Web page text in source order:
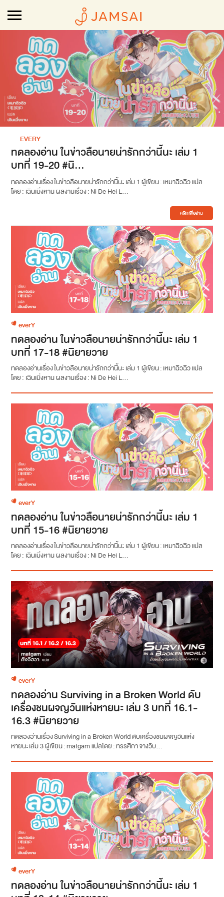
EVERY
ทดลองอ่าน ในข่าวลือนายน่ารักกว่านี้นะ เล่ม 1
บทที่ 19-20 #นิ...
ทดลองอ่านเรื่อง ในข่าวลือนายน่ารักกว่านี้นะ เล่ม 1 ผู้เขียน : เหมาฉิวฉิว แปล
โดย : เฉินเมิ่งหาน ผลงานเรื่อง : Ni De Hei L...
คลิกเพื่ออ่าน
everY
ทดลองอ่าน ในข่าวลือนายน่ารักกว่านี้นะ เล่ม 1
บทที่ 17-18 #นิยายวาย
ทดลองอ่านเรื่อง ในข่าวลือนายน่ารักกว่านี้นะ เล่ม 1 ผู้เขียน : เหมาฉิวฉิว แปล
โดย : เฉินเมิ่งหาน ผลงานเรื่อง : Ni De Hei L...
everY
ทดลองอ่าน ในข่าวลือนายน่ารักกว่านี้นะ เล่ม 1
บทที่ 15-16 #นิยายวาย
ทดลองอ่านเรื่อง ในข่าวลือนายน่ารักกว่านี้นะ เล่ม 1 ผู้เขียน : เหมาฉิวฉิว แปล
โดย : เฉินเมิ่งหาน ผลงานเรื่อง : Ni De Hei L...
everY
ทดลองอ่าน Surviving in a Broken World ดับ
เครื่องชนผจญวันแห่งหายนะ เล่ม 3 บทที่ 16.1-
16.3 #นิยายวาย
ทดลองอ่านเรื่อง Surviving in a Broken World ดับเครื่องชนผจญวันแห่ง
หายนะ เล่ม 3 ผู้เขียน : matgam แปลโดย : ทรรศิกา จางวิบ...
everY
ทดลองอ่าน ในข่าวลือนายน่ารักกว่านี้นะ เล่ม 1